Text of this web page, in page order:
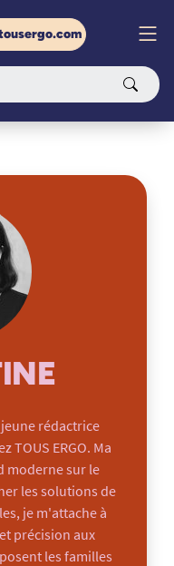
rédactrice
TOUS ERGO. Ma
moderne sur le
les solutions de
je m'attache à
précision aux
les familles